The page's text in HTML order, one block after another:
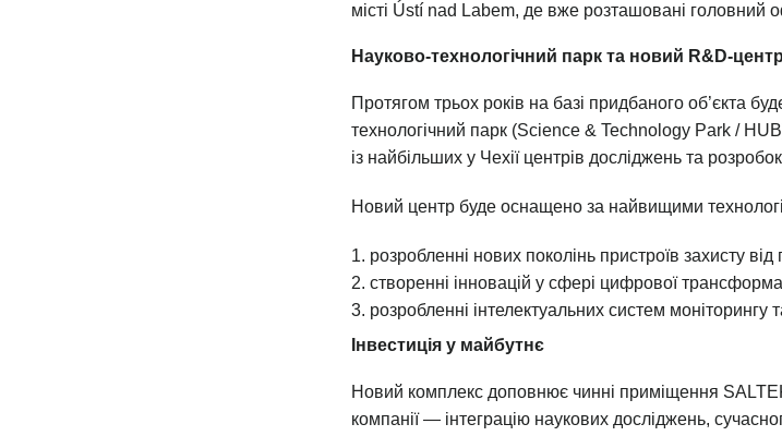
місті Ústí nad Labem, де вже розташовані головний
Науково-технологічний парк та новий R&D-центр
Протягом трьох років на базі придбаного об’єкта
технологічний парк (Science & Technology Park /
із найбільших у Чехії центрів досліджень та
Новий центр буде оснащено за найвищими
розробленні нових поколінь пристроїв захисту
створенні інновацій у сфері цифрової
розробленні інтелектуальних систем моніторингу
Інвестиція у майбутнє
Новий комплекс доповнює чинні приміщення
компанії — інтеграцію наукових досліджень,